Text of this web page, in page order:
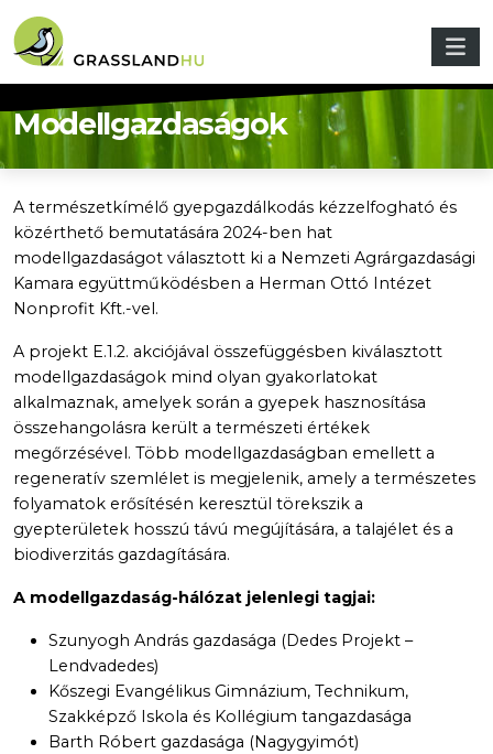
Modellgazdaságok
A természetkímélő gyepgazdálkodás kézzelfogható és
közérthető bemutatására 2024-ben hat
modellgazdaságot választott ki a Nemzeti Agrárgazdasági
Kamara együttműködésben a Herman Ottó Intézet
Nonprofit Kft.-vel.
A projekt E.1.2. akciójával összefüggésben kiválasztott
modellgazdaságok mind olyan gyakorlatokat
alkalmaznak, amelyek során a gyepek hasznosítása
összehangolásra került a természeti értékek
megőrzésével. Több modellgazdaságban emellett a
regeneratív szemlélet is megjelenik, amely a természetes
folyamatok erősítésén keresztül törekszik a
gyepterületek hosszú távú megújítására, a talajélet és a
biodiverzitás gazdagítására.
A modellgazdaság-hálózat jelenlegi tagjai:
Szunyogh András gazdasága (Dedes Projekt –
Lendvadedes)
Kőszegi Evangélikus Gimnázium, Technikum,
Szakképző Iskola és Kollégium tangazdasága
Barth Róbert gazdasága (Nagygyimót)